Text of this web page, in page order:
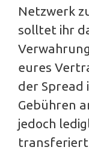
Netzwerk
solltet ihr
eures
der Spread
Gebühren
jedoch